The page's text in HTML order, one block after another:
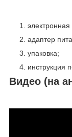
адаптер
упаковка;
инструкция
Видео (на